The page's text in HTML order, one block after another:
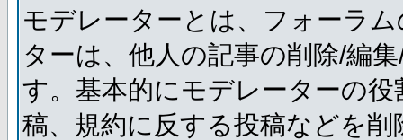
モデレーターとは、フォーラ
ターは、他人の記事の削除/編
す。基本的にモデレーターの
稿、規約に反する投稿などを